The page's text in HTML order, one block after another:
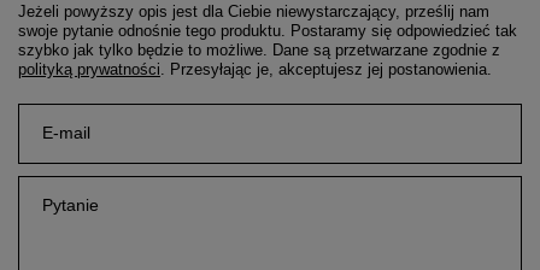
Jeżeli powyższy opis jest dla Ciebie niewystarczający, prześlij nam
swoje pytanie odnośnie tego produktu. Postaramy się odpowiedzieć tak
szybko jak tylko będzie to możliwe.
Dane są przetwarzane zgodnie z
polityką prywatności . Przesyłając je, akceptujesz jej postanowienia.
E-mail
Pytanie